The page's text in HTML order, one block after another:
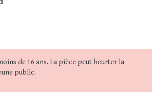
de 16 ans. La pièce peut heurter la
public.